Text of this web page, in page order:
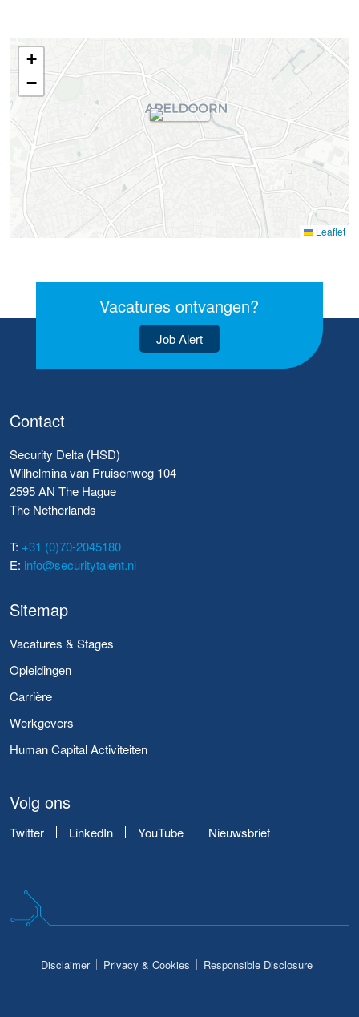
+
−
Leaflet
Vacatures ontvangen?
Job Alert
Contact
Security Delta (HSD)
Wilhelmina van Pruisenweg 104
2595 AN The Hague
The Netherlands
T: +31 (0)70-2045180
E: info@securitytalent.nl
Sitemap
Vacatures & Stages
Opleidingen
Carrière
Werkgevers
Human Capital Activiteiten
Volg ons
Twitter LinkedIn YouTube Nieuwsbrief
Disclaimer Privacy & Cookies Responsible Disclosure